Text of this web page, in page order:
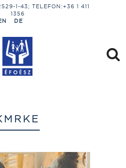
1-43; TELEFON:+36 1 411
1356
DE